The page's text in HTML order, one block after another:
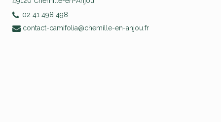
02 41 498 498
contact-camifolia@chemille-en-anjou.fr